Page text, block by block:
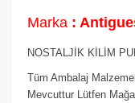
Marka :
NOSTALJİK KİLİM
Tüm Ambalaj
Mevcuttur Lütfen